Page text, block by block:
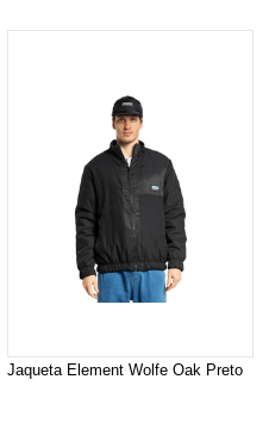
Jaqueta Element Wolfe Oak Preto